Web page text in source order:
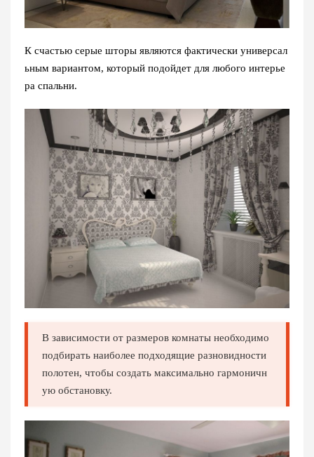
К счастью серые шторы являются фактически универсал
ьным вариантом, который подойдет для любого интерье
ра спальни.
В зависимости от размеров комнаты необходимо
подбирать наиболее подходящие разновидности
полотен, чтобы создать максимально гармоничн
ую обстановку.